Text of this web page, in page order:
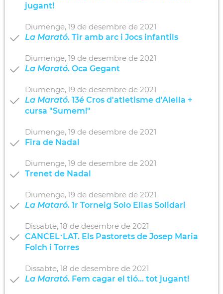
jugant!
Diumenge, 19 de desembre de 2021
La Marató. Tir amb arc i Jocs infantils
Diumenge, 19 de desembre de 2021
La Marató. Oca Gegant
Diumenge, 19 de desembre de 2021
La Marató. 13é Cros d'atletisme d'Alella +
cursa "Sumem!"
Diumenge, 19 de desembre de 2021
Fira de Nadal
Diumenge, 19 de desembre de 2021
Trenet de Nadal
Diumenge, 19 de desembre de 2021
La Mataró. 1r Torneig Solo Ellas Solidari
Dissabte, 18 de desembre de 2021
CANCEL·LAT. Els Pastorets de Josep Maria
Folch i Torres
Dissabte, 18 de desembre de 2021
La Marató. Fem cagar el tió... tot jugant!